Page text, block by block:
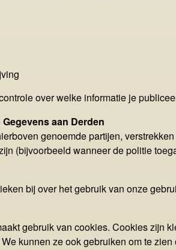
over welke informatie je
aan Derden
genoemde partijen,
(bijvoorbeeld wanneer de politie
bij over het gebruik van onze
gebruik van cookies. Cookies zijn
kunnen ze ook gebruiken om te